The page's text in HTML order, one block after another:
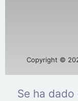
Copyright ©
Se ha